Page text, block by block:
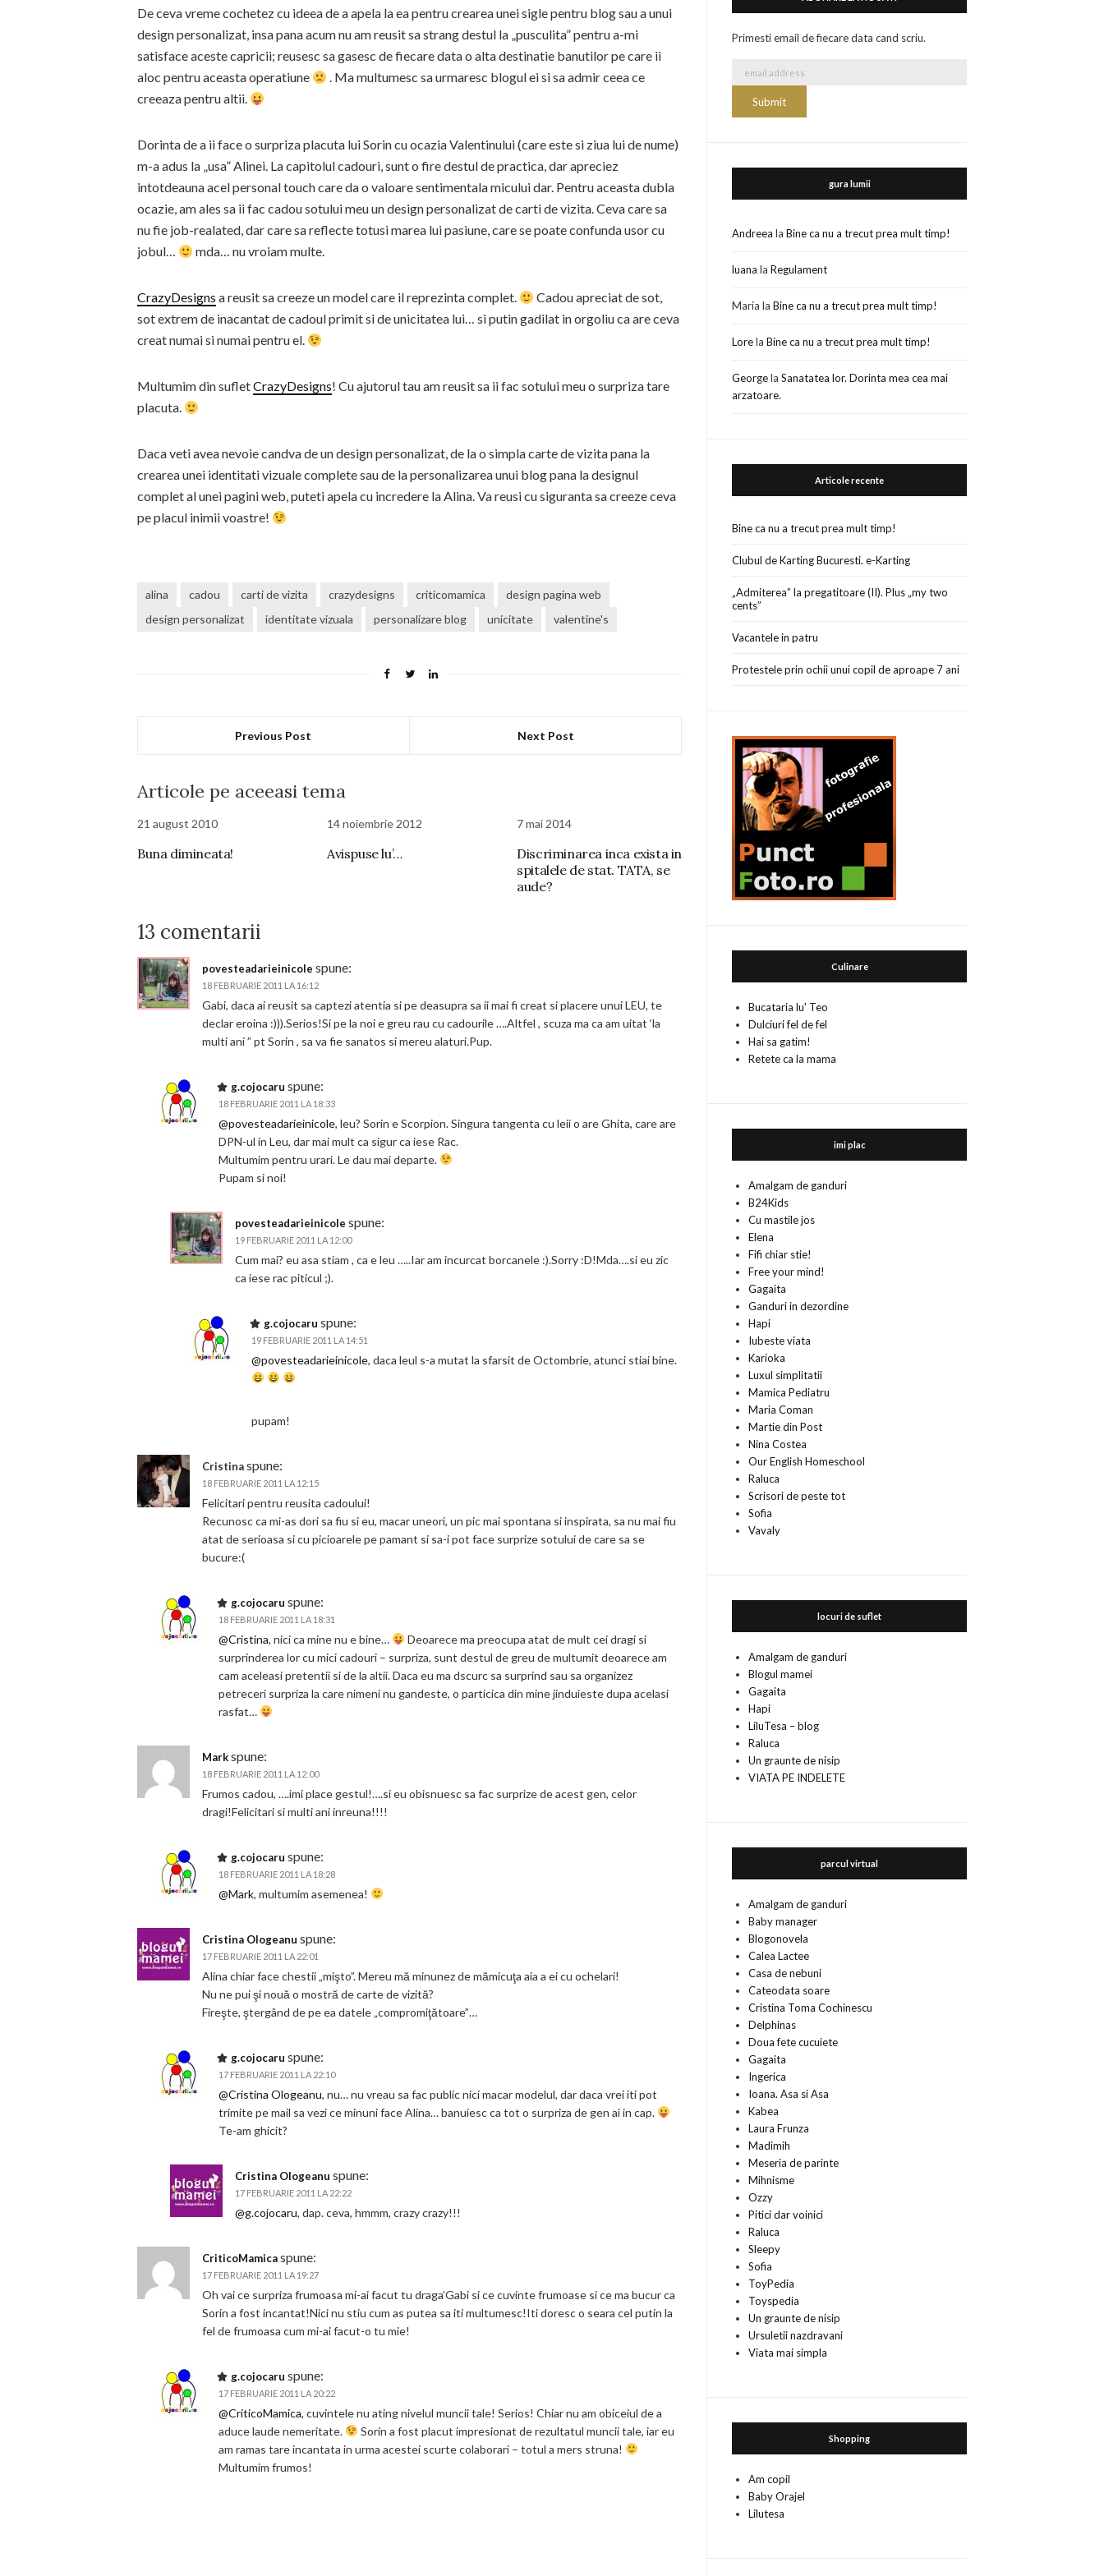
De ceva vreme cochetez cu ideea de a apela la ea pentru crearea unei sigle pentru blog sau a unui
design personalizat, insa pana acum nu am reusit sa strang destul la „pusculita” pentru a-mi
satisface aceste capricii; reusesc sa gasesc de fiecare data o alta destinatie banutilor pe care ii
aloc pentru aceasta operatiune
. Ma multumesc sa urmaresc blogul ei si sa admir ceea ce
creeaza pentru altii.
Dorinta de a ii face o surpriza placuta lui Sorin cu ocazia Valentinului (care este si ziua lui de nume)
m-a adus la „usa” Alinei. La capitolul cadouri, sunt o fire destul de practica, dar apreciez
intotdeauna acel personal touch care da o valoare sentimentala micului dar. Pentru aceasta dubla
ocazie, am ales sa ii fac cadou sotului meu un design personalizat de carti de vizita. Ceva care sa
nu fie job-realated, dar care sa reflecte totusi marea lui pasiune, care se poate confunda usor cu
jobul…
mda… nu vroiam multe.
CrazyDesigns a reusit sa creeze un model care il reprezinta complet.
Cadou apreciat de sot,
sot extrem de inacantat de cadoul primit si de unicitatea lui… si putin gadilat in orgoliu ca are ceva
creat numai si numai pentru el.
Multumim din sufletCrazyDesigns! Cu ajutorul tau am reusit sa ii fac sotului meu o surpriza tare
placuta.
Daca veti avea nevoie candva de un design personalizat, de la o simpla carte de vizita pana la
crearea unei identitati vizuale complete sau de la personalizarea unui blog pana la designul
complet al unei pagini web, puteti apela cu incredere la Alina. Va reusi cu siguranta sa creeze ceva
pe placul inimii voastre!
alina cadou carti de vizita crazydesigns criticomamica
design pagina web
design personalizat
identitate vizuala personalizare blog unicitate valentine's
Previous Post Next Post
Articole pe aceeasi tema
21 august 2010
Buna dimineata!
14 noiembrie 2012
Avispuse lu’…
7 mai 2014
Discriminarea inca exista in
spitalele de stat. TATA, se
aude?
13 comentarii
povesteadarieinicole spune:
18 FEBRUARIE 2011 LA 16:12
Gabi, daca ai reusit sa captezi atentia si pe deasupra sa ii mai fi creat si placere unui LEU, te
declar eroina :))).Serios!Si pe la noi e greu rau cu cadourile ….Altfel , scuza ma ca am uitat ‘la
multi ani ” pt Sorin , sa va fie sanatos si mereu alaturi.Pup.
g.cojocaru spune:
18 FEBRUARIE 2011 LA 18:33
@povesteadarieinicole, leu? Sorin e Scorpion. Singura tangenta cu leii o are Ghita, care are
DPN-ul in Leu, dar mai mult ca sigur ca iese Rac.
Multumim pentru urari. Le dau mai departe.
Pupam si noi!
povesteadarieinicole spune:
19 FEBRUARIE 2011 LA 12:00
Cum mai? eu asa stiam , ca e leu …..Iar am incurcat borcanele :).Sorry :D!Mda….si eu zic
ca iese rac piticul ;).
g.cojocaru spune:
19 FEBRUARIE 2011 LA 14:51
@povesteadarieinicole, daca leul s-a mutat la sfarsit de Octombrie, atunci stiai bine.
pupam!
Cristinaspune:
18 FEBRUARIE 2011 LA 12:15
Felicitari pentru reusita cadoului!
Recunosc ca mi-as dori sa fiu si eu, macar uneori, un pic mai spontana si inspirata, sa nu mai fiu
atat de serioasa si cu picioarele pe pamant si sa-i pot face surprize sotului de care sa se
bucure:(
g.cojocaru spune:
18 FEBRUARIE 2011 LA 18:31
@Cristina, nici ca mine nu e bine…
Deoarece ma preocupa atat de mult cei dragi si
surprinderea lor cu mici cadouri – surpriza, sunt destul de greu de multumit deoarece am
cam aceleasi pretentii si de la altii. Daca eu ma dscurc sa surprind sau sa organizez
petreceri surpriza la care nimeni nu gandeste, o particica din mine jinduieste dupa acelasi
rasfat…
Markspune:
18 FEBRUARIE 2011 LA 12:00
Frumos cadou, ….imi place gestul!….si eu obisnuesc sa fac surprize de acest gen, celor
dragi!Felicitari si multi ani inreuna!!!!
g.cojocaru spune:
18 FEBRUARIE 2011 LA 18:28
@Mark, multumim asemenea!
Cristina Ologeanu spune:
17 FEBRUARIE 2011 LA 22:01
Alina chiar face chestii „mişto”. Mereu mă minunez de mămicuţa aia a ei cu ochelari!
Nu ne pui şi nouă o mostră de carte de vizită?
Fireşte, ştergând de pe ea datele „compromiţătoare”…
g.cojocaru spune:
17 FEBRUARIE 2011 LA 22:10
@Cristina Ologeanu, nu… nu vreau sa fac public nici macar modelul, dar daca vrei iti pot
trimite pe mail sa vezi ce minuni face Alina… banuiesc ca tot o surpriza de gen ai in cap.
Te-am ghicit?
Cristina Ologeanu spune:
17 FEBRUARIE 2011 LA 22:22
@g.cojocaru, dap. ceva, hmmm, crazy crazy!!!
CriticoMamicaspune:
17 FEBRUARIE 2011 LA 19:27
Oh vai ce surpriza frumoasa mi-ai facut tu draga’Gabi si ce cuvinte frumoase si ce ma bucur ca
Sorin a fost incantat!Nici nu stiu cum as putea sa iti multumesc!Iti doresc o seara cel putin la
fel de frumoasa cum mi-ai facut-o tu mie!
g.cojocaru spune:
17 FEBRUARIE 2011 LA 20:22
@CriticoMamica, cuvintele nu ating nivelul muncii tale! Serios! Chiar nu am obiceiul de a
aduce laude nemeritate.
Sorin a fost placut impresionat de rezultatul muncii tale, iar eu
am ramas tare incantata in urma acestei scurte colaborari – totul a mers struna!
Multumim frumos!
Primesti email de fiecare data cand scriu.
gura lumii
Andreea laBine ca nu a trecut prea mult timp!
luana laRegulament
Maria laBine ca nu a trecut prea mult timp!
LorelaBine ca nu a trecut prea mult timp!
GeorgelaSanatatea lor. Dorinta mea cea mai
arzatoare.
Articole recente
Bine ca nu a trecut prea mult timp!
Clubul de Karting Bucuresti. e-Karting
„Admiterea” la pregatitoare (II). Plus „my two
cents”
Vacantele in patru
Protestele prin ochii unui copil de aproape 7 ani
Culinare
Bucataria lu' Teo
Dulciuri fel de fel
Hai sa gatim!
Retete ca la mama
imi plac
Amalgam de ganduri
B24Kids
Cu mastile jos
Elena
Fifi chiar stie!
Free your mind!
Gagaita
Ganduri in dezordine
Hapi
Iubeste viata
Karioka
Luxul simplitatii
Mamica Pediatru
Maria Coman
Martie din Post
Nina Costea
Our English Homeschool
Raluca
Scrisori de peste tot
Sofia
Vavaly
locuri de suflet
Amalgam de ganduri
Blogul mamei
Gagaita
Hapi
LiluTesa – blog
Raluca
Un graunte de nisip
VIATA PE INDELETE
parcul virtual
Amalgam de ganduri
Baby manager
Blogonovela
Calea Lactee
Casa de nebuni
Cateodata soare
Cristina Toma Cochinescu
Delphinas
Doua fete cucuiete
Gagaita
Ingerica
Ioana. Asa si Asa
Kabea
Laura Frunza
Madimih
Meseria de parinte
Mihnisme
Ozzy
Pitici dar voinici
Raluca
Sleepy
Sofia
ToyPedia
Toyspedia
Un graunte de nisip
Ursuletii nazdravani
Viata mai simpla
Shopping
Am copil
Baby Orajel
Lilutesa